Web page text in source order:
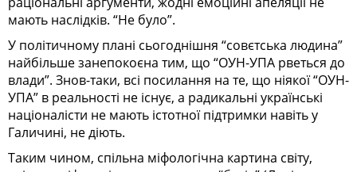
мають наслідків. “Не було”.
У політичному плані сьогоднішня “совєтська людина”
найбільше занепокоєна тим, що “ОУН-УПА рветься до
влади”. Знов-таки, всі посилання на те, що ніякої “ОУН-
УПА” в реальності не існує, а радикальні українські
націоналісти не мають істотної підтримки навіть у
Галичині, не діють.
Таким чином, спільна міфологічна картина світу,